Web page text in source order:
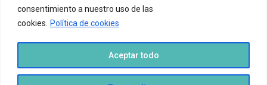
consentimiento a nuestro uso de las
cookies. Política de cookies
Aceptar todo
Espacio El Nuestro © Todos los derechos reservados.